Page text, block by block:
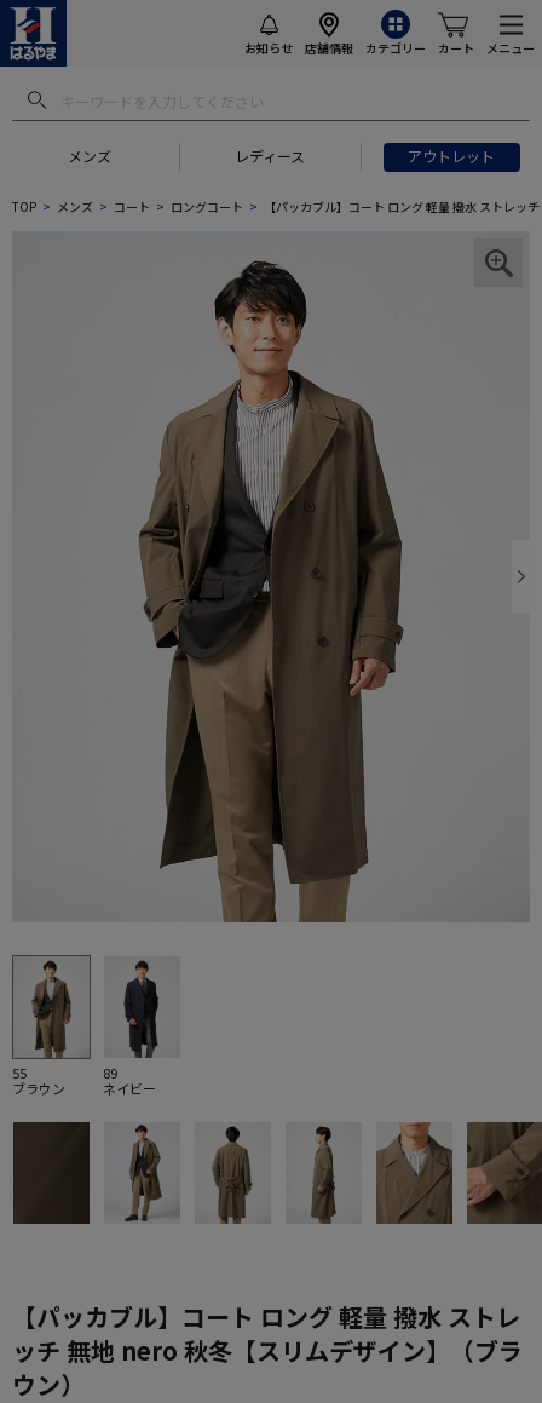
お知らせ 店舗情報 カテゴリー カート メニュー
メンズ レディース アウトレット
TOP メンズ コート ロングコート 【パッカブル】コート ロング 軽量 撥水 ストレッ
55
ブラウン
89
ネイビー
【パッカブル】コート ロング 軽量 撥水 ストレ
ッチ 無地 nero 秋冬【スリムデザイン】（ブラ
ウン）